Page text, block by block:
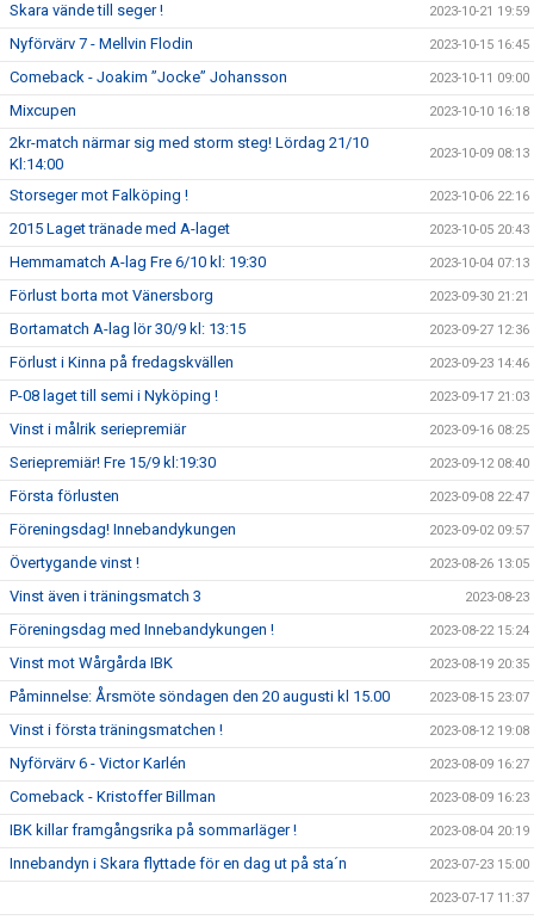
Skara vände till seger ! 2023-10-21 19:59
Nyförvärv 7 - Mellvin Flodin 2023-10-15 16:45
Comeback - Joakim ”Jocke” Johansson 2023-10-11 09:00
Mixcupen 2023-10-10 16:18
2kr-match närmar sig med storm steg! Lördag 21/10
Kl:14:00
2023-10-09 08:13
Storseger mot Falköping ! 2023-10-06 22:16
2015 Laget tränade med A-laget 2023-10-05 20:43
Hemmamatch A-lag Fre 6/10 kl: 19:30 2023-10-04 07:13
Förlust borta mot Vänersborg 2023-09-30 21:21
Bortamatch A-lag lör 30/9 kl: 13:15 2023-09-27 12:36
Förlust i Kinna på fredagskvällen 2023-09-23 14:46
P-08 laget till semi i Nyköping ! 2023-09-17 21:03
Vinst i målrik seriepremiär 2023-09-16 08:25
Seriepremiär! Fre 15/9 kl:19:30 2023-09-12 08:40
Första förlusten 2023-09-08 22:47
Föreningsdag! Innebandykungen 2023-09-02 09:57
Övertygande vinst ! 2023-08-26 13:05
Vinst även i träningsmatch 3 2023-08-23
Föreningsdag med Innebandykungen ! 2023-08-22 15:24
Vinst mot Wårgårda IBK 2023-08-19 20:35
Påminnelse: Årsmöte söndagen den 20 augusti kl 15.00 2023-08-15 23:07
Vinst i första träningsmatchen ! 2023-08-12 19:08
Nyförvärv 6 - Victor Karlén 2023-08-09 16:27
Comeback - Kristoffer Billman 2023-08-09 16:23
IBK killar framgångsrika på sommarläger ! 2023-08-04 20:19
Innebandyn i Skara flyttade för en dag ut på sta´n 2023-07-23 15:00
2023-07-17 11:37